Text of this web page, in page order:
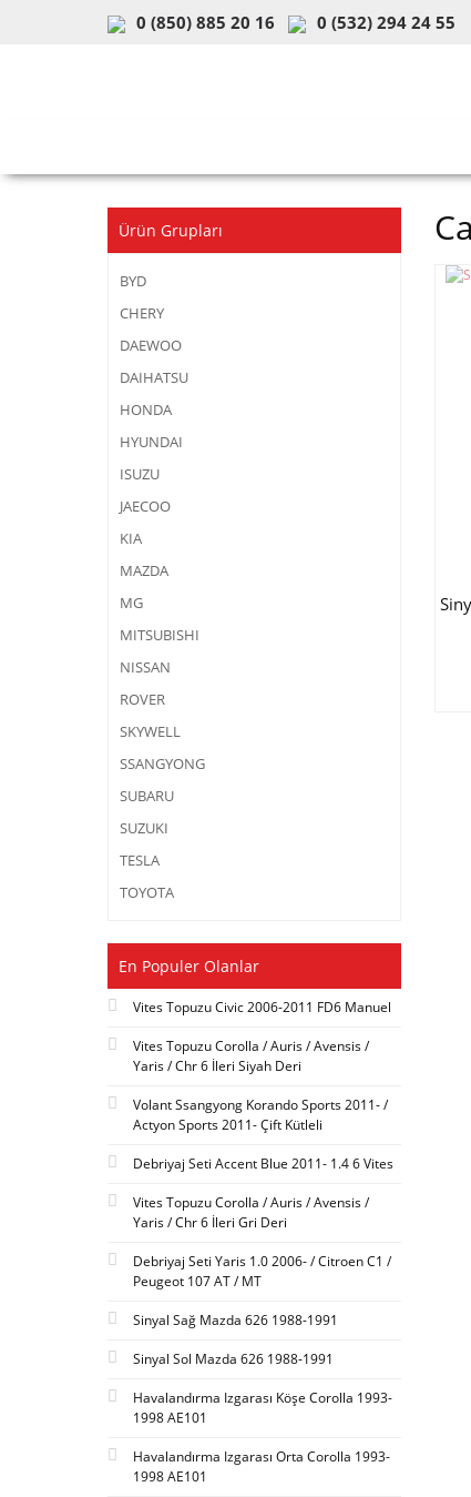
0 (850) 885 20 16 0 (532) 294 24 55
Ürün Grupları
BYD
CHERY
DAEWOO
DAIHATSU
HONDA
HYUNDAI
ISUZU
JAECOO
KIA
MAZDA
MG
MITSUBISHI
NISSAN
ROVER
SKYWELL
SSANGYONG
SUBARU
SUZUKI
TESLA
TOYOTA
En Populer Olanlar
Vites Topuzu Civic 2006-2011 FD6 Manuel
Vites Topuzu Corolla / Auris / Avensis /
Yaris / Chr 6 İleri Siyah Deri
Volant Ssangyong Korando Sports 2011- /
Actyon Sports 2011- Çift Kütleli
Debriyaj Seti Accent Blue 2011- 1.4 6 Vites
Vites Topuzu Corolla / Auris / Avensis /
Yaris / Chr 6 İleri Gri Deri
Debriyaj Seti Yaris 1.0 2006- / Citroen C1 /
Peugeot 107 AT / MT
Sinyal Sağ Mazda 626 1988-1991
Sinyal Sol Mazda 626 1988-1991
Havalandırma Izgarası Köşe Corolla 1993-
1998 AE101
Havalandırma Izgarası Orta Corolla 1993-
1998 AE101